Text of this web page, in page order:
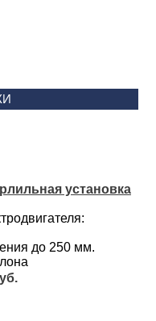
установка
до 250 мм.